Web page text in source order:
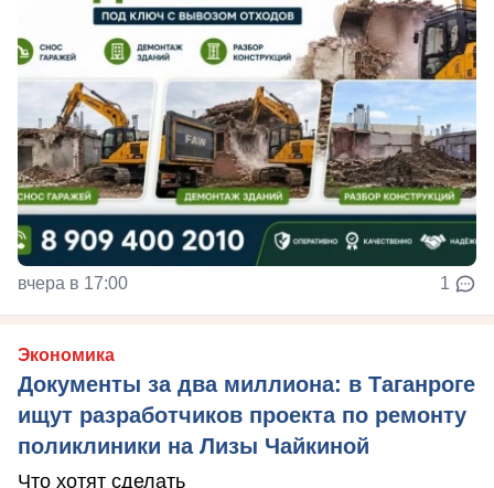
вчера в 17:00 1
Экономика
Документы за два миллиона: в Таганроге
ищут разработчиков проекта по ремонту
поликлиники на Лизы Чайкиной
Что хотят сделать